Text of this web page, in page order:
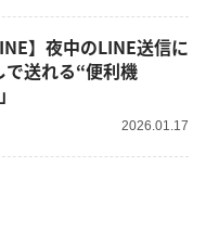
】夜中のLINE送信に
送れる“便利機
2026.01.17